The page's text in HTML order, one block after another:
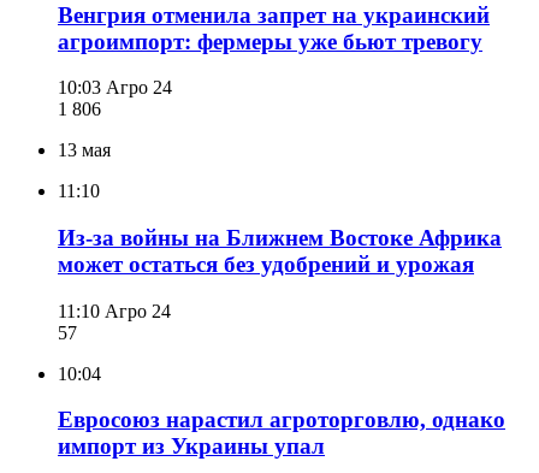
Венгрия отменила запрет на украинский
агроимпорт: фермеры уже бьют тревогу
10:03 Агро 24
1 806
13 мая
11:10
Из-за войны на Ближнем Востоке Африка
может остаться без удобрений и урожая
11:10 Агро 24
57
10:04
Евросоюз нарастил агроторговлю, однако
импорт из Украины упал